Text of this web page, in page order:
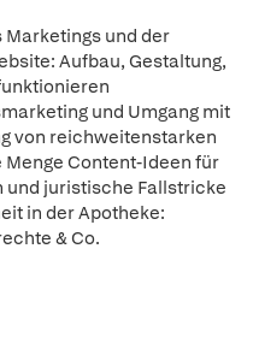
Marketings und der
Aufbau, Gestaltung,
und Umgang mit
von reichweitenstarken
Content-Ideen für
juristische Fallstricke
in der Apotheke:
& Co.